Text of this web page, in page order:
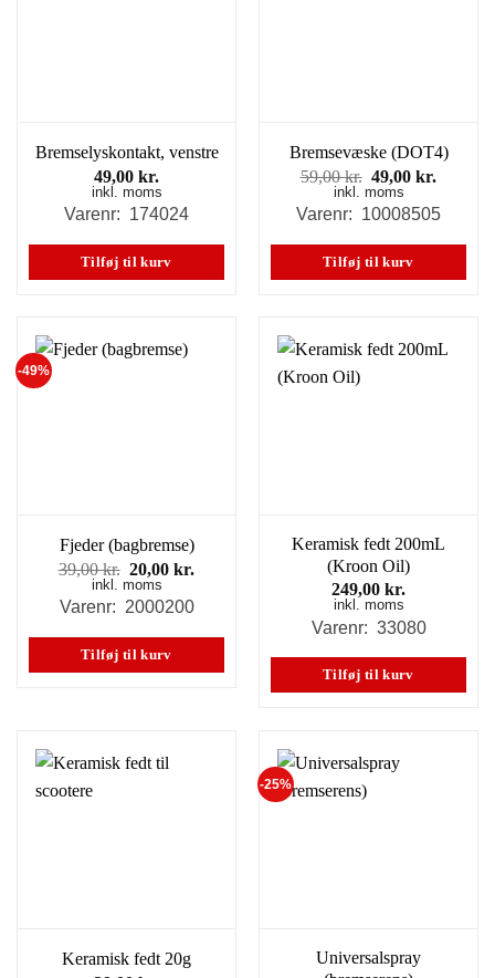
Bremselyskontakt, venstre
49,00 kr.
inkl. moms
Varenr: 174024
Tilføj til kurv
Bremsevæske (DOT4)
59,00kr. Den
oprindelige
pris
59,00 kr..
49,00kr.
pris
49,00
inkl. moms
Varenr: 10008505
Tilføj til kurv
-49%
Fjeder (bagbremse)
39,00kr. Den
oprindelige
pris
39,00 kr..
20,00kr.
pris
20,00 kr..
inkl. moms
Varenr: 2000200
Tilføj til kurv
Keramisk fedt 200mL
(Kroon Oil)
249,00 kr.
inkl. moms
Varenr: 33080
Tilføj til kurv
Keramisk fedt 20g
-25%
Universalspray